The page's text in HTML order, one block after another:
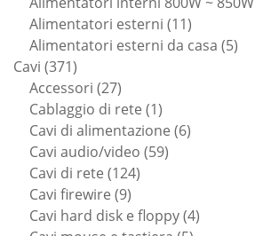
Alimentatori esterni 1111
prodotti
Alimentatori esterni da casa 55
Cavi 371371
prodotti
Accessori 2727
prodotti
Cablaggio di rete 11
prodotto
Cavi di alimentazione 66
Cavi audio/video 5959
Cavi di rete 124124
Cavi firewire 99
prodotti
Cavi hard disk e floppy 44